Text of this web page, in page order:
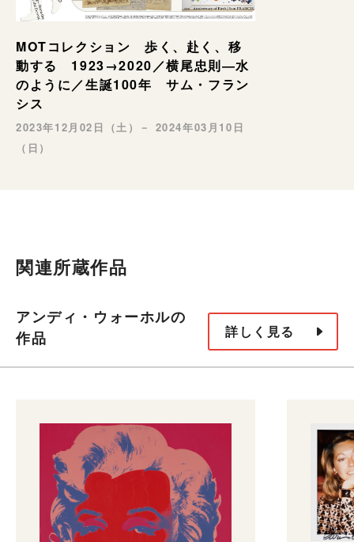
MOTコレクション 歩く、赴く、移
動する 1923→2020／横尾忠則―水
のように／生誕100年 サム・フラン
シス
2023年12月02日（土）－ 2024年03月10日
（日）
関連所蔵作品
アンディ・ウォーホルの
作品
詳しく見る